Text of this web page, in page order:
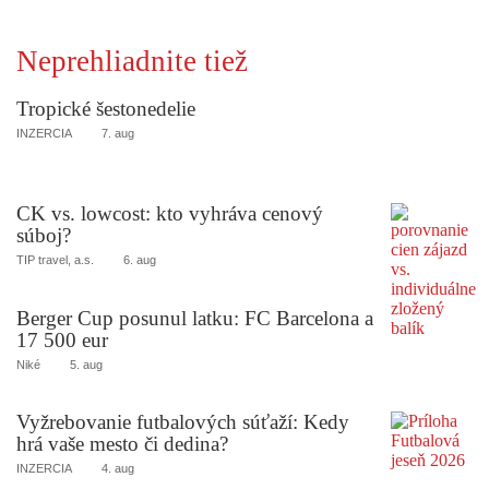
Neprehliadnite tiež
Tropické šestonedelie
INZERCIA 7. aug
CK vs. lowcost: kto vyhráva cenový
súboj?
TIP travel, a.s. 6. aug
Berger Cup posunul latku: FC Barcelona a
17 500 eur
Niké 5. aug
Vyžrebovanie futbalových súťaží: Kedy
hrá vaše mesto či dedina?
INZERCIA 4. aug